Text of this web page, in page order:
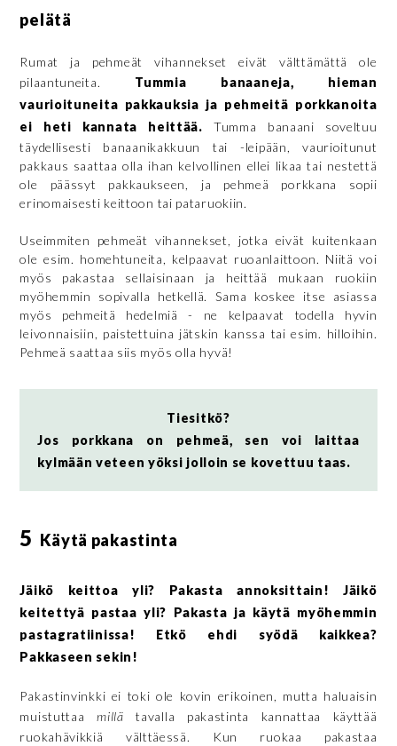
pelätä
Rumat ja pehmeät vihannekset eivät välttämättä ole
pilaantuneita. Tummia banaaneja, hieman
vaurioituneita pakkauksia ja pehmeitä porkkanoita
ei heti kannata heittää. Tumma banaani soveltuu
täydellisesti banaanikakkuun tai -leipään, vaurioitunut
pakkaus saattaa olla ihan kelvollinen ellei likaa tai nestettä
ole päässyt pakkaukseen, ja pehmeä porkkana sopii
erinomaisesti keittoon tai pataruokiin.
Useimmiten pehmeät vihannekset, jotka eivät kuitenkaan
ole esim. homehtuneita, kelpaavat ruoanlaittoon. Niitä voi
myös pakastaa sellaisinaan ja heittää mukaan ruokiin
myöhemmin sopivalla hetkellä. Sama koskee itse asiassa
myös pehmeitä hedelmiä - ne kelpaavat todella hyvin
leivonnaisiin, paistettuina jätskin kanssa tai esim. hilloihin.
Pehmeä saattaa siis myös olla hyvä!
Tiesitkö?
Jos porkkana on pehmeä, sen voi laittaa
kylmään veteen yöksi jolloin se kovettuu taas.
5 Käytä pakastinta
Jäikö keittoa yli? Pakasta annoksittain! Jäikö
keitettyä pastaa yli? Pakasta ja käytä myöhemmin
pastagratiinissa! Etkö ehdi syödä kaikkea?
Pakkaseen sekin!
Pakastinvinkki ei toki ole kovin erikoinen, mutta haluaisin
muistuttaamillä tavalla pakastinta kannattaa käyttää
ruokahävikkiä välttäessä. Kun ruokaa pakastaa